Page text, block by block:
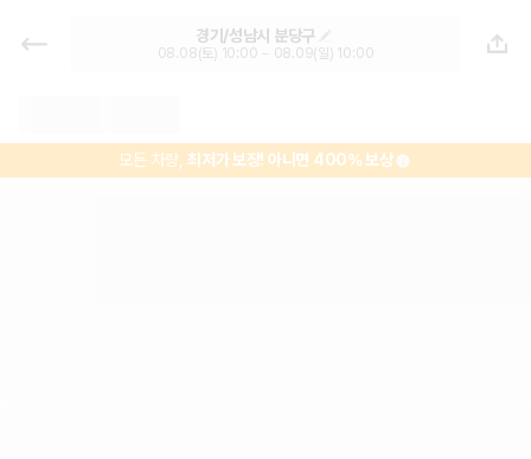
성남종합버스터미널 렌트카 - 경기
렌터카 가격비교, 최저가 보장 1위 카
경기/성남시 분당구
08.08(토) 10:00 ~ 08.09(일) 10:00
모든 차량,최저가 보장! 아니면 400% 보상